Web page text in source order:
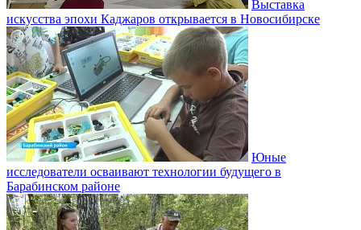
Выставка
искусства эпохи Каджаров открывается в Новосибирске
Юные
исследователи осваивают технологии будущего в
Барабинском районе